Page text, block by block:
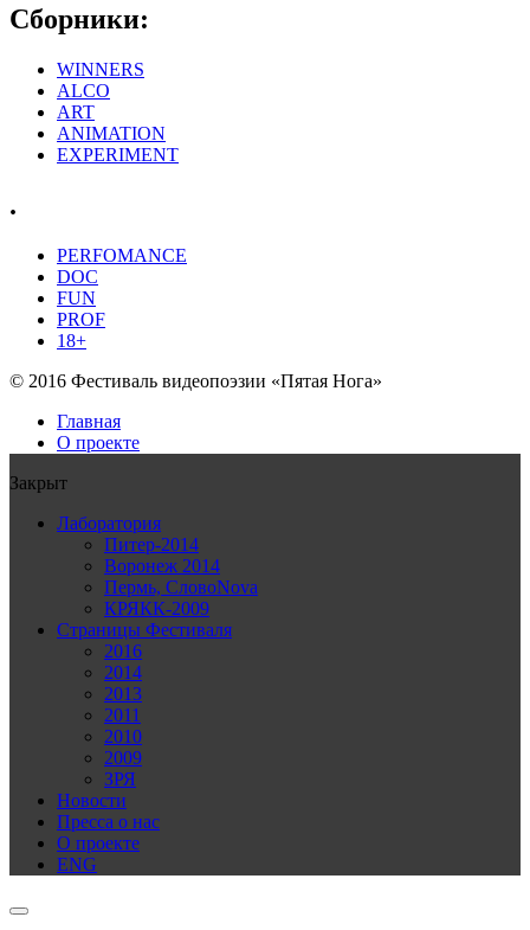
Сборники:
WINNERS
ALCO
ART
ANIMATION
EXPERIMENT
.
PERFOMANCE
DOC
FUN
PROF
18+
© 2016 Фестиваль видеопоэзии «Пятая Нога»
Главная
О проекте
Закрыт
Лаборатория
Питер-2014
Воронеж 2014
Пермь, СловоNova
КРЯКК-2009
Страницы Фестиваля
2016
2014
2013
2011
2010
2009
ЗРЯ
Новости
Пресса о нас
О проекте
ENG